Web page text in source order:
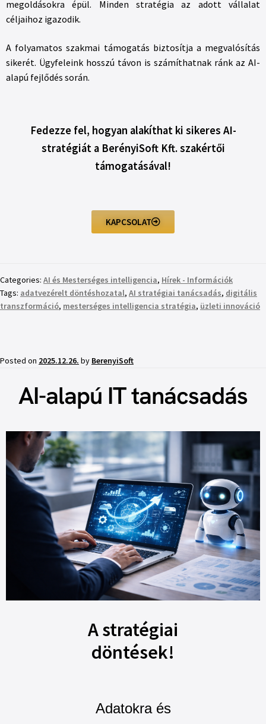
megoldásokra épül. Minden stratégia az adott vállalat
céljaihoz igazodik.
A folyamatos szakmai támogatás biztosítja a megvalósítás
sikerét. Ügyfeleink hosszú távon is számíthatnak ránk az AI-
alapú fejlődés során.
Fedezze fel, hogyan alakíthat ki sikeres AI-
stratégiát a BerényiSoft Kft. szakértői
támogatásával!
KAPCSOLAT
Categories: AI és Mesterséges intelligencia, Hírek - Információk
Tags: adatvezérelt döntéshozatal, AI stratégiai tanácsadás, digitális
transzformáció, mesterséges intelligencia stratégia, üzleti innováció
Posted on 2025.12.26. by BerenyiSoft
AI-alapú IT tanácsadás
A stratégiai
döntések!
Adatokra és